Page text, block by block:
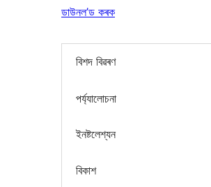
ডাউনল’ড কৰক
বিশদ বিৱৰণ
পৰ্য্যালোচনা
ইনষ্টলেশ্যন
বিকাশ